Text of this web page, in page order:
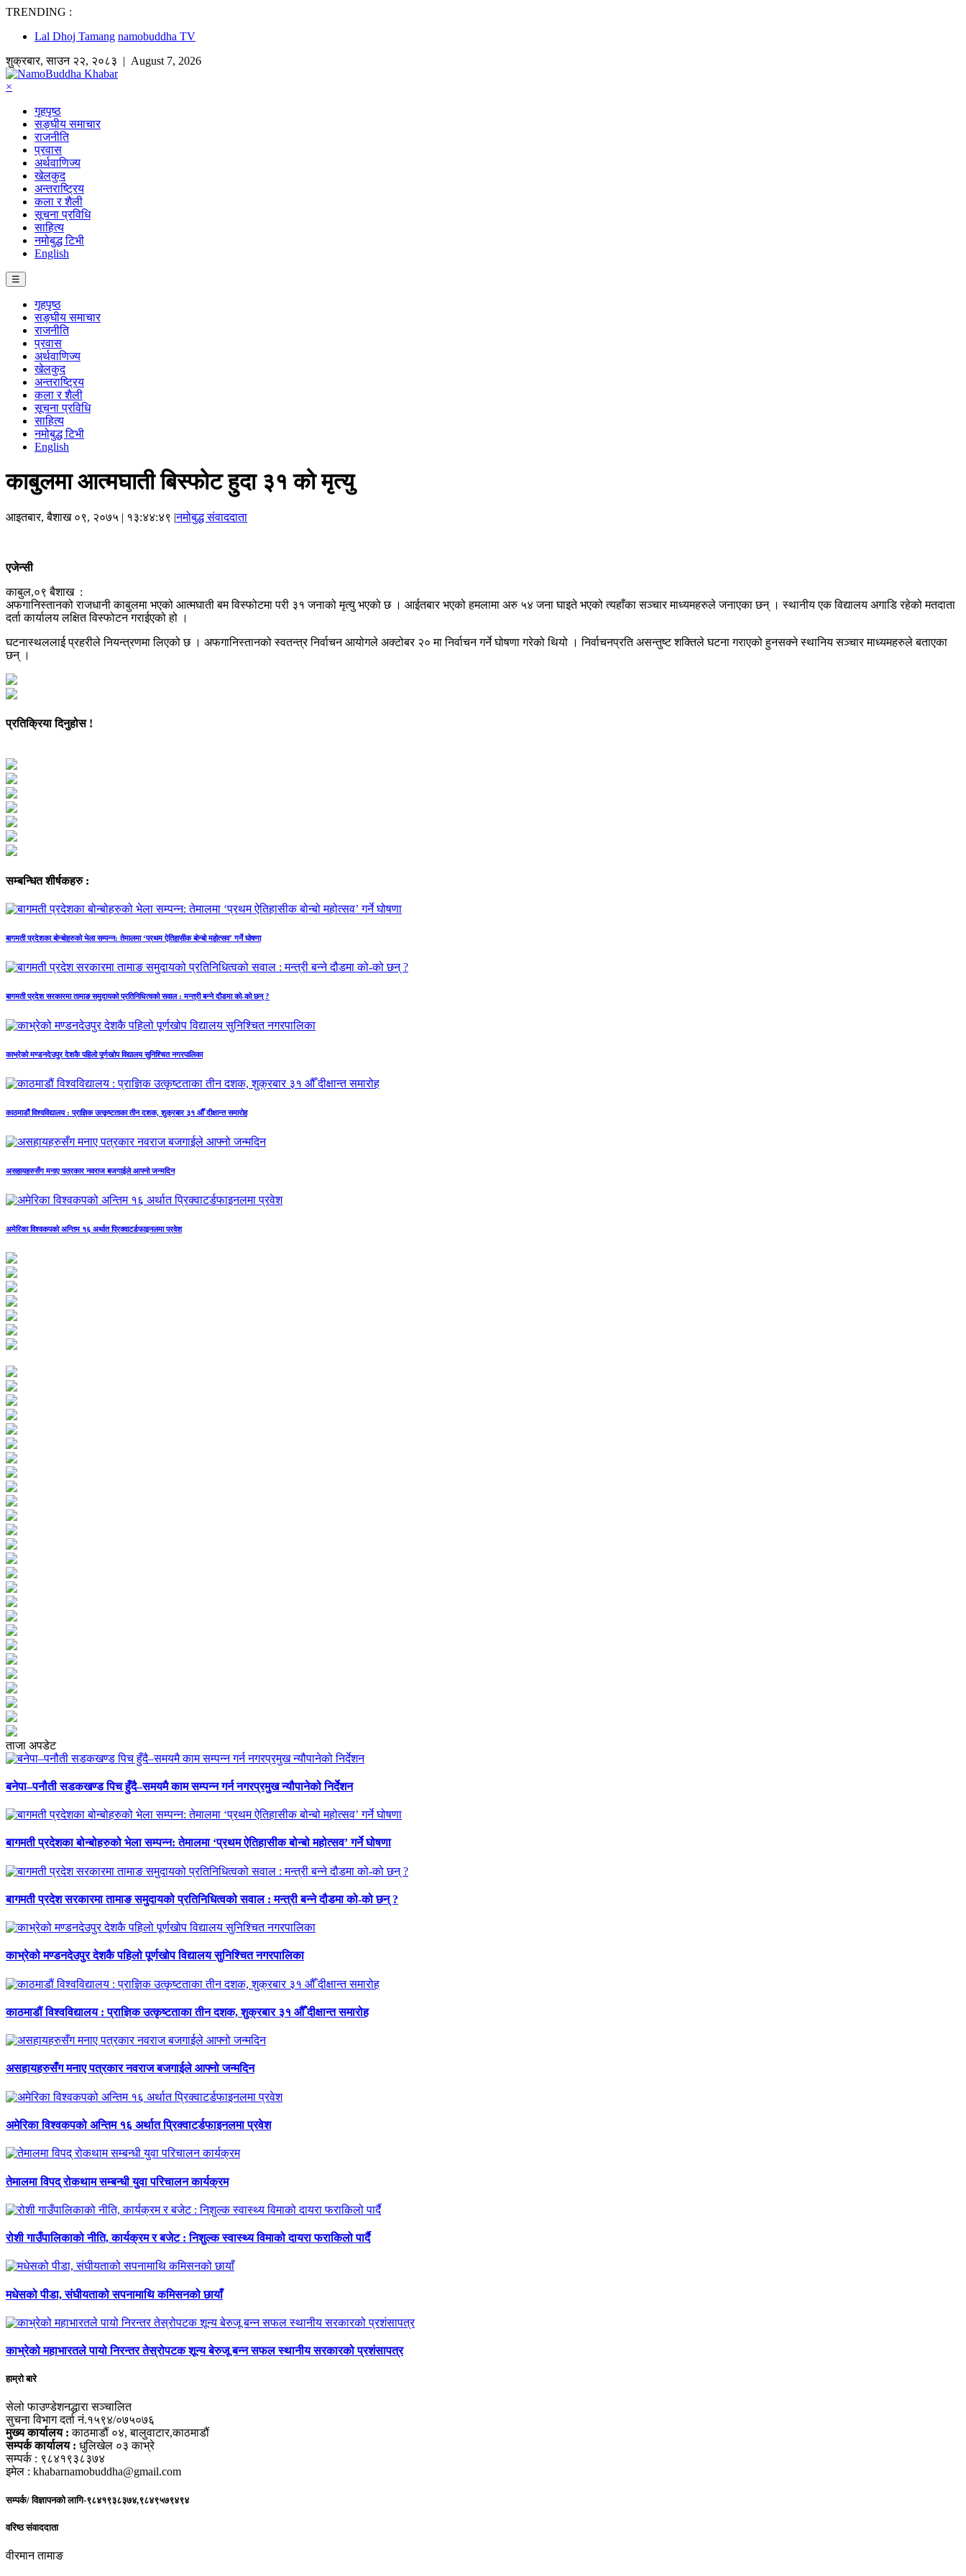
TRENDING :
Lal Dhoj Tamang namobuddha TV
शुक्रबार,साउन २२, २०८३ | August 7, 2026
×
गृहपृष्ठ
सङ्घीय समाचार
राजनीति
प्रवास
अर्थवाणिज्य
खेलकुद
अन्तराष्ट्रिय
कला र शैली
सूचना प्रविधि
साहित्य
नमोबुद्ध टिभी
English
☰
गृहपृष्ठ
सङ्घीय समाचार
राजनीति
प्रवास
अर्थवाणिज्य
खेलकुद
अन्तराष्ट्रिय
कला र शैली
सूचना प्रविधि
साहित्य
नमोबुद्ध टिभी
English
काबुलमा आत्मघाती बिस्फोट हुदा ३१ को मृत्यु
आइतबार, बैशाख ०९, २०७५ | १३:४४:४९ |नमोबुद्ध संवाददाता
एजेन्सी
काबुल,०९ बैशाख :
अफगानिस्तानको राजधानी काबुलमा भएको आत्मघाती बम विस्फोटमा परी ३१ जनाको मृत्यु भएको छ । आईतबार भएको हमलामा अरु ५४ जना घाइते भएको त्यहाँका सञ्चार माध्यमहरुले जनाएका छन् । स्थानीय एक विद्यालय अगाडि रहेको मतदाता
दर्ता कार्यालय लक्षित विस्फोटन गराईएको हो ।
घटनास्थललाई प्रहरीले नियन्त्रणमा लिएको छ । अफगानिस्तानको स्वतन्त्र निर्वाचन आयोगले अक्टोबर २० मा निर्वाचन गर्ने घोषणा गरेको थियो । निर्वाचनप्रति असन्तुष्ट शक्तिले घटना गराएको हुनसक्ने स्थानिय सञ्चार माध्यमहरुले बताएका
छन् ।
प्रतिक्रिया दिनुहोस !
सम्बन्धित शीर्षकहरु :
बागमती प्रदेशका बोन्बोहरुको भेला सम्पन्न: तेमालमा ‘प्रथम ऐतिहासीक बोन्बो महोत्सव’ गर्ने घोषणा
बागमती प्रदेश सरकारमा तामाङ समुदायको प्रतिनिधित्वको सवाल : मन्त्री बन्ने दौडमा को‐को छन् ?
काभ्रेको मण्डनदेउपुर देशकै पहिलो पूर्णखोप विद्यालय सुनिश्चित नगरपालिका
काठमाडौं विश्वविद्यालय : प्राज्ञिक उत्कृष्टताका तीन दशक, शुक्रबार ३१ औँ दीक्षान्त समारोह
असहायहरुसँग मनाए पत्रकार नवराज बजगाईले आफ्नो जन्मदिन
अमेरिका विश्वकपको अन्तिम १६ अर्थात प्रिक्वाटर्डफाइनलमा प्रवेश
ताजा अपडेट
बनेपा–पनौती सडकखण्ड पिच हुँदै–समयमै काम सम्पन्न गर्न नगरप्रमुख न्यौपानेको निर्देशन
बागमती प्रदेशका बोन्बोहरुको भेला सम्पन्न: तेमालमा ‘प्रथम ऐतिहासीक बोन्बो महोत्सव’ गर्ने घोषणा
बागमती प्रदेश सरकारमा तामाङ समुदायको प्रतिनिधित्वको सवाल : मन्त्री बन्ने दौडमा को‐को छन् ?
काभ्रेको मण्डनदेउपुर देशकै पहिलो पूर्णखोप विद्यालय सुनिश्चित नगरपालिका
काठमाडौं विश्वविद्यालय : प्राज्ञिक उत्कृष्टताका तीन दशक, शुक्रबार ३१ औँ दीक्षान्त समारोह
असहायहरुसँग मनाए पत्रकार नवराज बजगाईले आफ्नो जन्मदिन
अमेरिका विश्वकपको अन्तिम १६ अर्थात प्रिक्वाटर्डफाइनलमा प्रवेश
तेमालमा विपद् रोकथाम सम्बन्धी युवा परिचालन कार्यक्रम
रोशी गाउँपालिकाको नीति, कार्यक्रम र बजेट : निशुल्क स्वास्थ्य विमाको दायरा फराकिलो पार्दै
मधेसको पीडा, संघीयताको सपनामाथि कमिसनको छायाँ
काभ्रेको महाभारतले पायो निरन्तर तेस्रोपटक शून्य बेरुजू बन्न सफल स्थानीय सरकारको प्रशंसापत्र
हाम्रो बारे
सेलो फाउण्डेशनद्धारा सञ्चालित
सुचना विभाग दर्ता नं.१५९४/०७५०७६
मुख्य कार्यालय : काठमाडौं ०४, बालुवाटार,काठमाडौं
सम्पर्क कार्यालय : धुलिखेल ०३ काभ्रे
सम्पर्क : ९८४१९३८३७४
इमेल : khabarnamobuddha@gmail.com
सम्पर्क/ विज्ञापनको लागि-९८४१९३८३७४,९८४९५७९४९४
वरिष्ठ संवाददाता
वीरमान तामाङ